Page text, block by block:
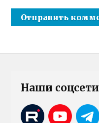
Наши соцсети